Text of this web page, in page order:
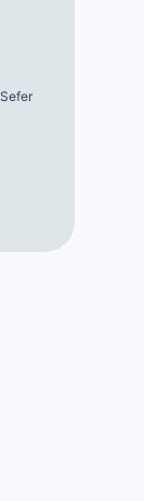
Sefer